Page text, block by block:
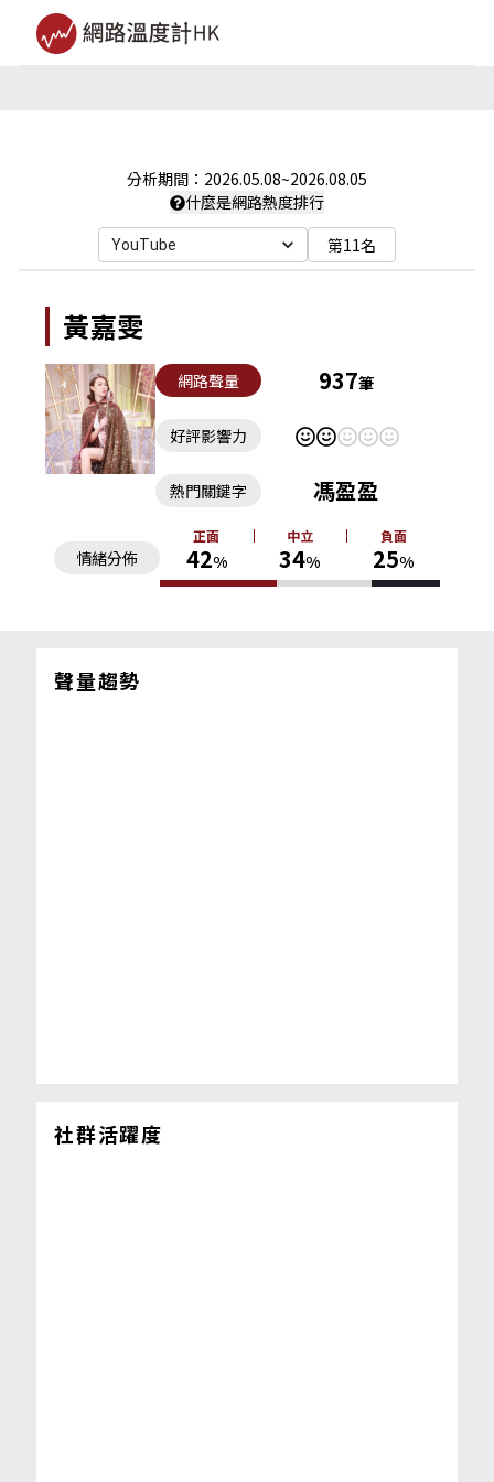
分析期間： 2026.05.08~2026.08.05
什麼是網路熱度排行
YouTube 第11名
黃嘉雯
網路聲量 937筆
好評影響力
情緒分佈
正面
42%
中立
34%
負面
25%
熱門關鍵字 馮盈盈
聲量趨勢
社群活躍度